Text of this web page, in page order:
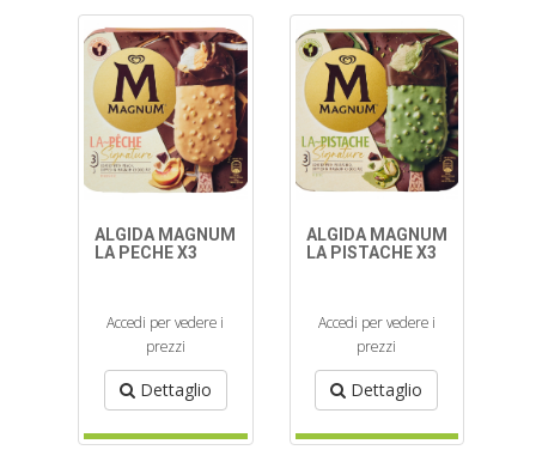
ALGIDA MAGNUM
LA PECHE X3
Accedi per vedere i
prezzi
Dettaglio
ALGIDA MAGNUM
LA PISTACHE X3
Accedi per vedere i
prezzi
Dettaglio